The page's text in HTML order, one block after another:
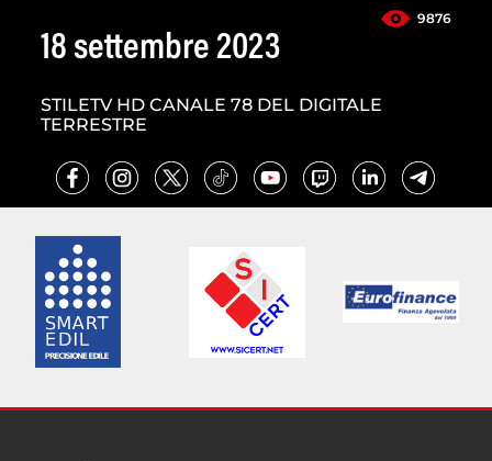
9876
18 settembre 2023
STILETV HD CANALE 78 DEL DIGITALE
TERRESTRE